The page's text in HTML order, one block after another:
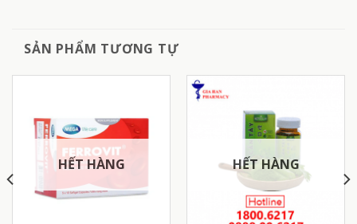
SẢN PHẨM TƯƠNG TỰ
HẾT HÀNG HẾT HÀNG